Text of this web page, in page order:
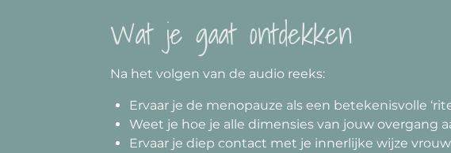
Wat je gaat ontdekken
Na het volgen van de audio reeks:
Ervaar je de menopauze als een betekenisvolle
Weet je hoe je alle dimensies van jouw overgang
Ervaar je diep contact met je innerlijke wijze